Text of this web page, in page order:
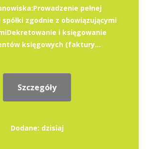
pełnej
zgodnie z obowiązującymi
i księgowanie
księgowych (faktury...
Szczegóły
Dodane: dzisiaj